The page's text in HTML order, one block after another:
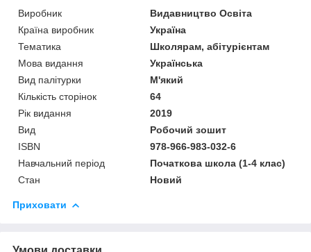
Виробник
Видавництво Освіта
Країна виробник
Україна
Тематика
Школярам, абітурієнтам
Мова видання
Українська
Вид палітурки
М'який
Кількість сторінок
64
Рік видання
2019
Вид
Робочий зошит
ISBN
978-966-983-032-6
Навчальний період
Початкова школа (1-4 клас)
Стан
Новий
Приховати